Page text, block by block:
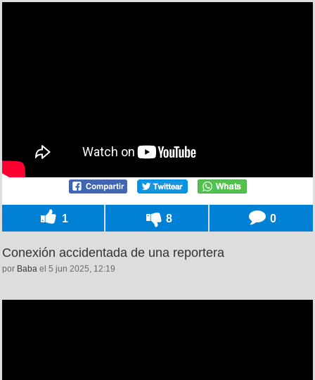
1 8 0
Conexión accidentada de una reportera
por Baba el 5 jun 2025, 12:19